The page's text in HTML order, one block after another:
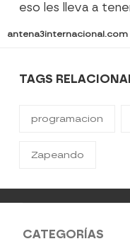
eso les lleva a
antena3internacional.com
TAGS
programacion
Zapeando
CATEGORÍAS